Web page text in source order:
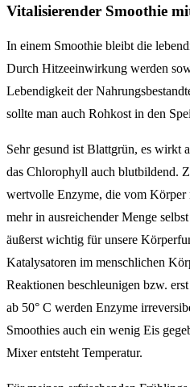
Vitalisierender Smoothie
In einem Smoothie bleibt die
Durch Hitzeeinwirkung werden
Lebendigkeit der
sollte man auch Rohkost in den
Sehr gesund ist Blattgrün, es wirkt
das Chlorophyll auch blutbildend.
wertvolle Enzyme, die vom Körper
mehr in ausreichender Menge
äußerst wichtig für unsere
Katalysatoren im menschlichen
Reaktionen beschleunigen bzw.
ab 50° C werden Enzyme
Smoothies auch ein wenig Eis
Mixer entsteht Temperatur.